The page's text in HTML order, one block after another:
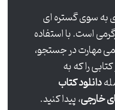
به سوی گستره ای
است. با استفاده
مهارت در جستجو،
را که به
دانلود کتاب
خارجی، پیدا کنید.